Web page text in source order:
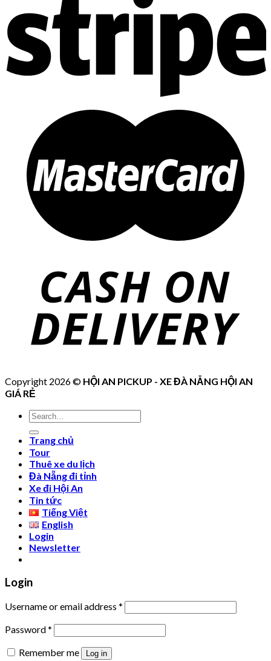
Copyright 2026 © HỘI AN PICKUP - XE ĐÀ NẴNG HỘI AN
GIÁ RẺ
Search
for:
Trang chủ
Tour
Thuê xe du lịch
Đà Nẵng đi tỉnh
Xe đi Hội An
Tin tức
Tiếng Việt
English
Login
Newsletter
Login
Username or email address *
Password*
Remember me
Log in